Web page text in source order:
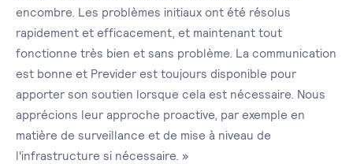
encombre. Les problèmes initiaux ont été résolus
rapidement et efficacement, et maintenant tout
fonctionne très bien et sans problème. La communication
est bonne et Previder est toujours disponible pour
apporter son soutien lorsque cela est nécessaire. Nous
apprécions leur approche proactive, par exemple en
matière de surveillance et de mise à niveau de
l'infrastructure si nécessaire. »